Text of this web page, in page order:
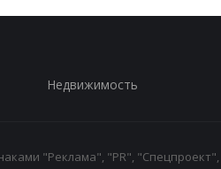
Недвижимость
"Реклама", "PR",